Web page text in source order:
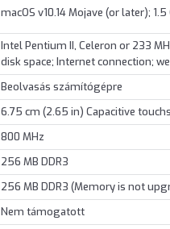
macOS v10.14 Mojave (or later);
Intel Pentium II, Celeron or 233
disk space; Internet connection;
Beolvasás számítógépre
6.75 cm (2.65 in) Capacitive
800 MHz
256 MB DDR3
256 MB DDR3 (Memory is not
Nem támogatott